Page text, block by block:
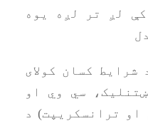
لږ تر لږه یوه
شرایط کسان کولای
سي وي او
او ترانسکریپت) د